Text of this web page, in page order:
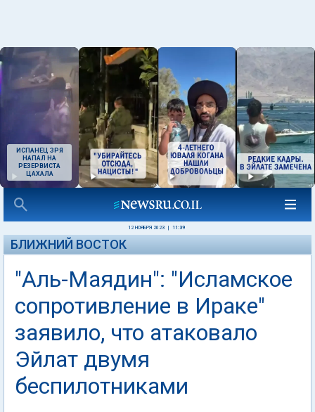
ИСПАНЕЦ ЗРЯ
НАПАЛ НА
РЕЗЕРВИСТА
ЦАХАЛА
12 НОЯБРЯ 2023 11:39
БЛИЖНИЙ ВОСТОК
"Аль-Маядин": "Исламское
сопротивление в Ираке"
заявило, что атаковало
Эйлат двумя
беспилотниками